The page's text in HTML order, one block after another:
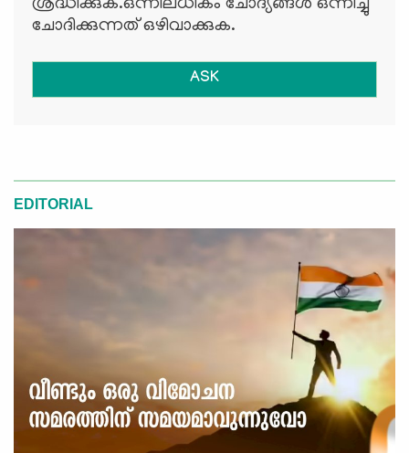
ശ്രദ്ധിക്കുക.ഒന്നിലധികം ചോദ്യങ്ങള്‍ ഒന്നിച്ചു
ചോദിക്കുന്നത് ഒഴിവാക്കുക.
ASK
EDITORIAL